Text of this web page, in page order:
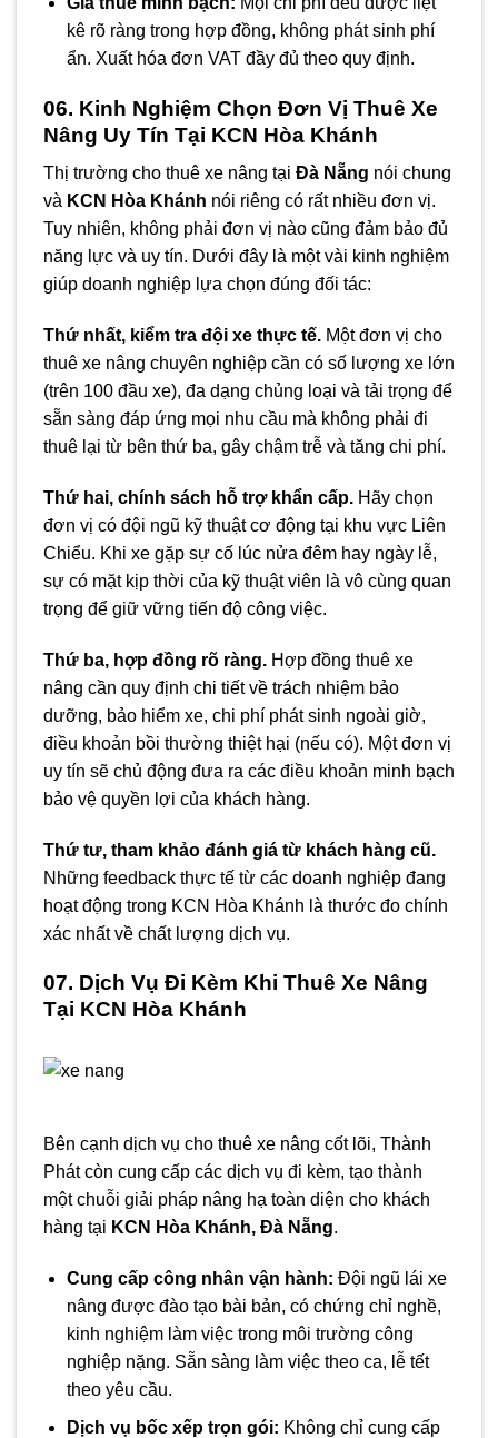
kê rõ ràng trong hợp đồng, không phát sinh phí
ẩn. Xuất hóa đơn VAT đầy đủ theo quy định.
06. Kinh Nghiệm Chọn Đơn Vị Thuê Xe
Nâng Uy Tín Tại KCN Hòa Khánh
Thị trường cho thuê xe nâng tại Đà Nẵng nói chung
và KCN Hòa Khánh nói riêng có rất nhiều đơn vị.
Tuy nhiên, không phải đơn vị nào cũng đảm bảo đủ
năng lực và uy tín. Dưới đây là một vài kinh nghiệm
giúp doanh nghiệp lựa chọn đúng đối tác:
Thứ nhất, kiểm tra đội xe thực tế. Một đơn vị cho
thuê xe nâng chuyên nghiệp cần có số lượng xe lớn
(trên 100 đầu xe), đa dạng chủng loại và tải trọng để
sẵn sàng đáp ứng mọi nhu cầu mà không phải đi
thuê lại từ bên thứ ba, gây chậm trễ và tăng chi phí.
Thứ hai, chính sách hỗ trợ khẩn cấp. Hãy chọn
đơn vị có đội ngũ kỹ thuật cơ động tại khu vực Liên
Chiểu. Khi xe gặp sự cố lúc nửa đêm hay ngày lễ,
sự có mặt kịp thời của kỹ thuật viên là vô cùng quan
trọng để giữ vững tiến độ công việc.
Thứ ba, hợp đồng rõ ràng. Hợp đồng thuê xe
nâng cần quy định chi tiết về trách nhiệm bảo
dưỡng, bảo hiểm xe, chi phí phát sinh ngoài giờ,
điều khoản bồi thường thiệt hại (nếu có). Một đơn vị
uy tín sẽ chủ động đưa ra các điều khoản minh bạch
bảo vệ quyền lợi của khách hàng.
Thứ tư, tham khảo đánh giá từ khách hàng cũ.
Những feedback thực tế từ các doanh nghiệp đang
hoạt động trong KCN Hòa Khánh là thước đo chính
xác nhất về chất lượng dịch vụ.
07. Dịch Vụ Đi Kèm Khi Thuê Xe Nâng
Tại KCN Hòa Khánh
Bên cạnh dịch vụ cho thuê xe nâng cốt lõi, Thành
Phát còn cung cấp các dịch vụ đi kèm, tạo thành
một chuỗi giải pháp nâng hạ toàn diện cho khách
hàng tại KCN Hòa Khánh, Đà Nẵng.
Cung cấp công nhân vận hành: Đội ngũ lái xe
nâng được đào tạo bài bản, có chứng chỉ nghề,
kinh nghiệm làm việc trong môi trường công
nghiệp nặng. Sẵn sàng làm việc theo ca, lễ tết
theo yêu cầu.
Dịch vụ bốc xếp trọn gói: Không chỉ cung cấp